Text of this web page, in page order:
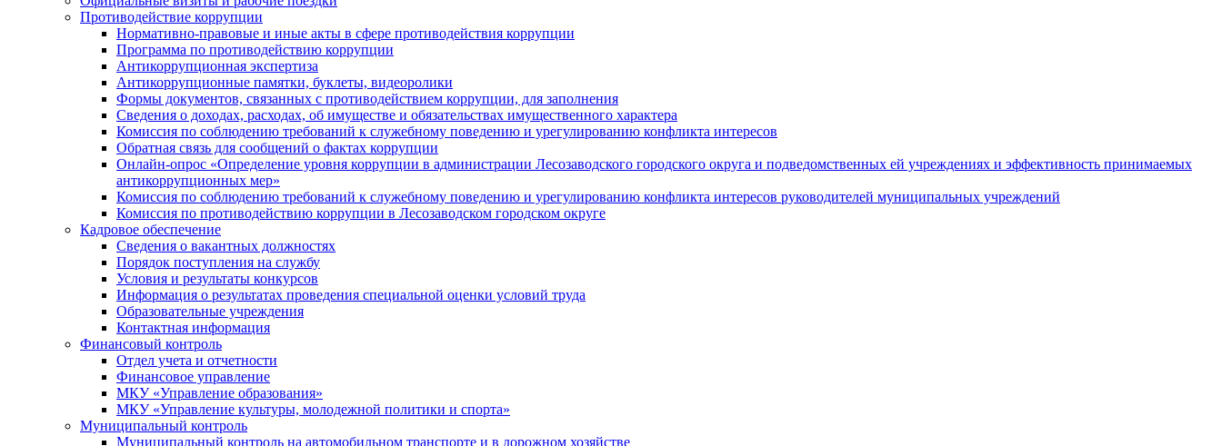
Противодействие коррупции
Нормативно-правовые и иные акты в сфере противодействия коррупции
Программа по противодействию коррупции
Антикоррупционная экспертиза
Антикоррупционные памятки, буклеты, видеоролики
Формы документов, связанных с противодействием коррупции, для заполнения
Сведения о доходах, расходах, об имуществе и обязательствах имущественного характера
Комиссия по соблюдению требований к служебному поведению и урегулированию конфликта интересов
Обратная связь для сообщений о фактах коррупции
Онлайн-опрос «Определение уровня коррупции в администрации Лесозаводского городского округа и подведомственных ей учреждениях и эффективность принимаемых
антикоррупционных мер»
Комиссия по соблюдению требований к служебному поведению и урегулированию конфликта интересов руководителей муниципальных учреждений
Комиссия по противодействию коррупции в Лесозаводском городском округе
Кадровое обеспечение
Сведения о вакантных должностях
Порядок поступления на службу
Условия и результаты конкурсов
Информация о результатах проведения специальной оценки условий труда
Образовательные учреждения
Контактная информация
Финансовый контроль
Отдел учета и отчетности
Финансовое управление
МКУ «Управление образования»
МКУ «Управление культуры, молодежной политики и спорта»
Муниципальный контроль
Муниципальный контроль на автомобильном транспорте и в дорожном хозяйстве